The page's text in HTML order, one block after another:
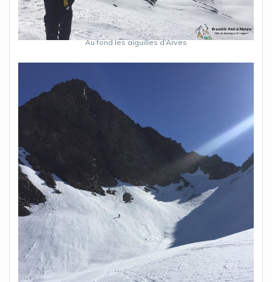
Au fond les aiguilles d’Arves